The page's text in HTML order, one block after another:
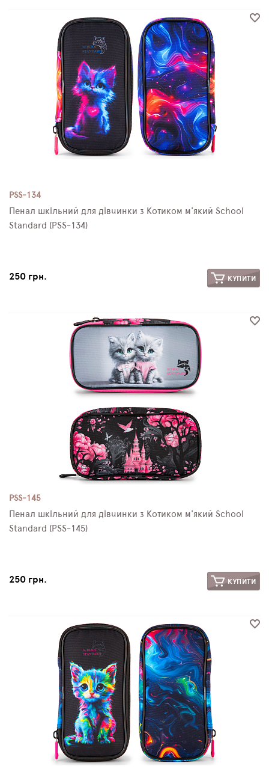
PSS-134
Пенал шкільний для дівчинки з Котиком м'який School
Standard (PSS-134)
250 грн. КУПИТИ
PSS-145
Пенал шкільний для дівчинки з Котиком м'який School
Standard (PSS-145)
250 грн. КУПИТИ